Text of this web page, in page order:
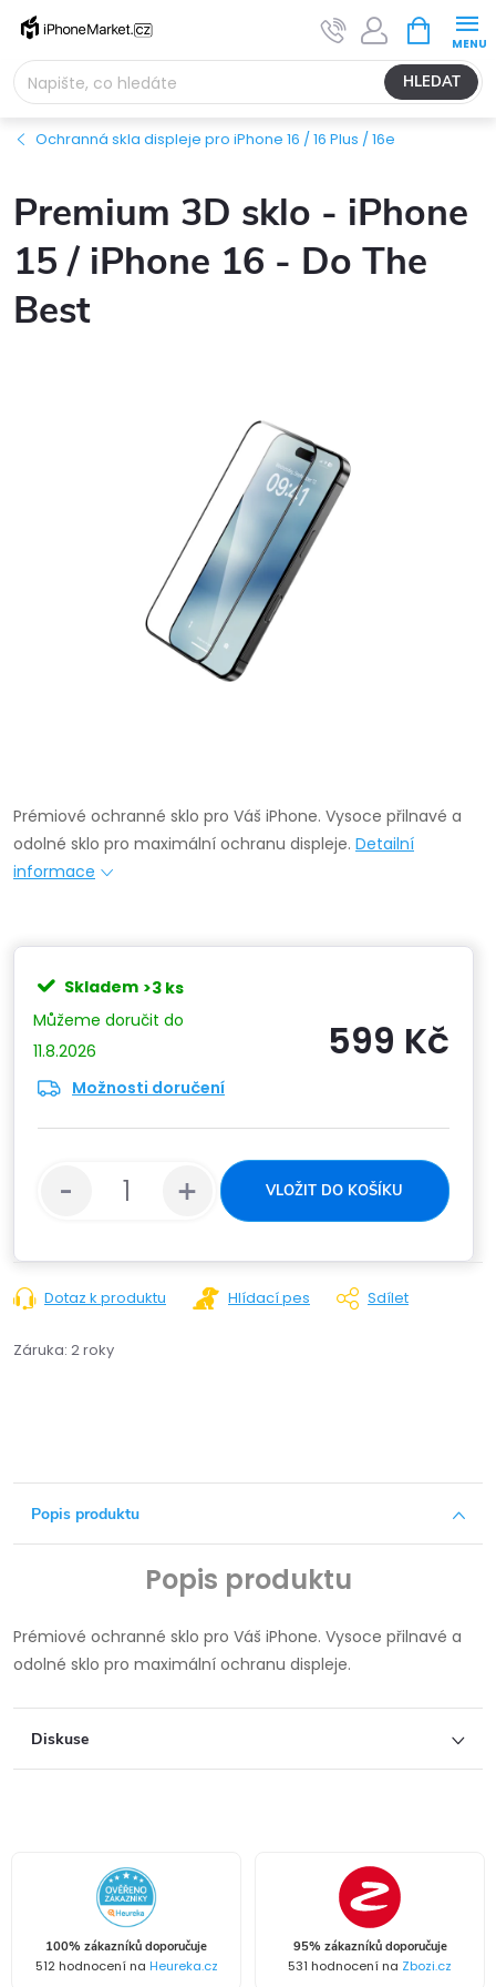
Přejít
obsah
HLEDAT
NÁKUPNÍ
KOŠÍK
Ochranná skla displeje pro iPhone 16 / 16 Plus / 16e
Premium 3D sklo - iPhone
15 / iPhone 16 - Do The
Best
Prémiové ochranné sklo pro Váš iPhone. Vysoce přilnavé a
odolné sklo pro maximální ochranu displeje. Detailní
informace
Skladem >3 ks
11.8.2026
Možnosti doručení
599 Kč
VLOŽIT DO KOŠÍKU
Dotaz k produktu Hlídací pes Sdílet
Záruka: 2 roky
Popis produktu
Popis produktu
Prémiové ochranné sklo pro Váš iPhone. Vysoce přilnavé a
odolné sklo pro maximální ochranu displeje.
Diskuse
100% zákazníků doporučuje
512 hodnocení na Heureka.cz
95% zákazníků doporučuje
531 hodnocení na Zbozi.cz